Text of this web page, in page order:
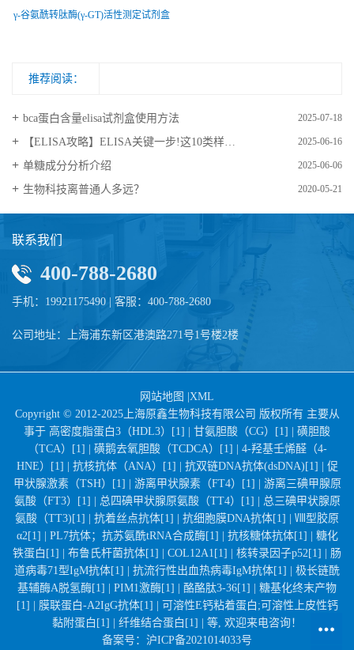
γ-谷氨酰转肽酶(γ-GT)活性测定试剂盒
推荐阅读：
bca蛋白含量elisa试剂盒使用方法 2025-07-18
【ELISA攻略】ELISA关键一步!这10类样品要如何处理? 2025-06-16
​单糖成分分析介绍 2025-06-06
生物科技离普通人多远？ 2020-05-21
联系我们
400-788-2680
手机：19921175490 | 客服：400-788-2680
公司地址：上海浦东新区港澳路271号1号楼2楼
网站地图 |XML
Copyright © 2012-2025上海原鑫生物科技有限公司 版权所有 主要从
事于 高密度脂蛋白3（HDL3）[1] | 甘氨胆酸（CG）[1] | 磺胆酸
（TCA）[1] | 磺鹅去氧胆酸（TCDCA）[1] | 4-羟基壬烯醛（4-
HNE）[1] | 抗核抗体（ANA）[1] | 抗双链DNA抗体(dsDNA)[1] | 促
甲状腺激素（TSH）[1] | 游离甲状腺素（FT4）[1] | 游离三碘甲腺原
氨酸（FT3）[1] | 总四碘甲状腺原氨酸（TT4）[1] | 总三碘甲状腺原
氨酸（TT3)[1] | 抗着丝点抗体[1] | 抗细胞膜DNA抗体[1] | Ⅷ型胶原
α2[1] | PL7抗体；抗苏氨酰tRNA合成酶[1] | 抗核糖体抗体[1] | 糖化
铁蛋白[1] | 布鲁氏杆菌抗体[1] | COL12A1[1] | 核转录因子p52[1] | 肠
道病毒71型IgM抗体[1] | 抗流行性出血热病毒IgM抗体[1] | 极长链酰
基辅酶A脱氢酶[1] | PIM1激酶[1] | 酪酪肽3-36[1] | 糖基化终末产物
[1] | 膜联蛋白-A2IgG抗体[1] | 可溶性E钙粘着蛋白;可溶性上皮性钙
黏附蛋白[1] | 纤维结合蛋白[1] | 等, 欢迎来电咨询！
备案号： 沪ICP备2021014033号